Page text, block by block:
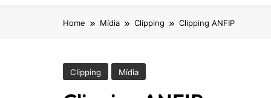
Home Mídia Clipping Clipping ANFIP
Clipping Mídia